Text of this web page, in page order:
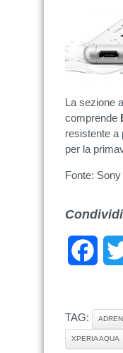
La sezione
comprende
resistente a
per la
Fonte: Sony
TAG:
XPERIA AQUA